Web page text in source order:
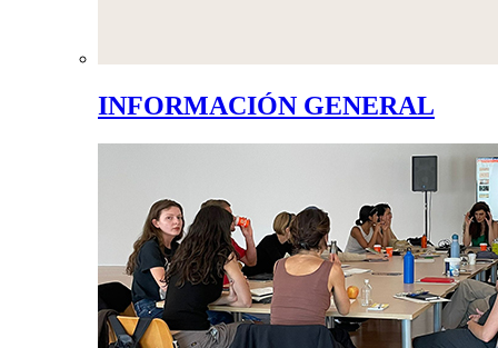
INFORMACIÓN GENERAL